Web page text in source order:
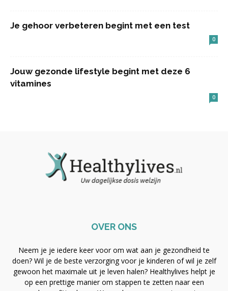
Je gehoor verbeteren begint met een test
0
Jouw gezonde lifestyle begint met deze 6
vitamines
0
OVER ONS
Neem je je iedere keer voor om wat aan je gezondheid te
doen? Wil je de beste verzorging voor je kinderen of wil je zelf
gewoon het maximale uit je leven halen? Healthylives helpt je
op een prettige manier om stappen te zetten naar een